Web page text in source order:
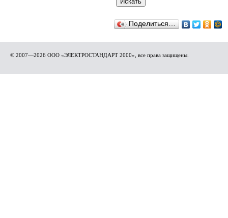
Поделиться…
© 2007—2026 ООО «ЭЛЕКТРОСТАНДАРТ 2000», все права защищены.